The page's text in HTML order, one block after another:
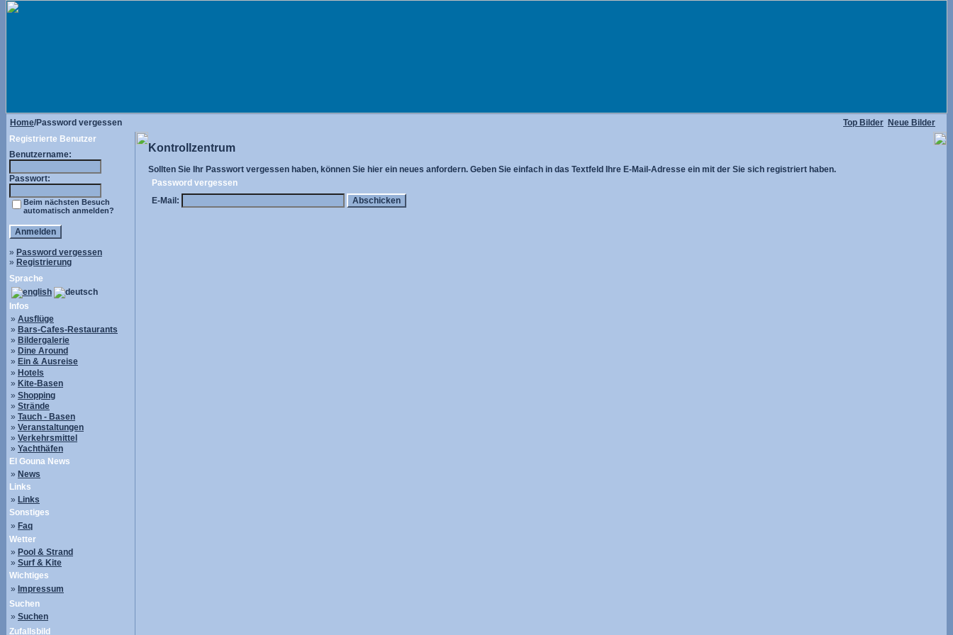
Home/Password vergessen Top Bilder Neue Bilder
Registrierte Benutzer
Benutzername:
Passwort:
Beim nächsten Besuch
automatisch anmelden?
» Password vergessen
» Registrierung
Sprache
Infos
» Ausflüge
» Bars-Cafes-Restaurants
» Bildergalerie
» Dine Around
» Ein & Ausreise
» Hotels
» Kite-Basen
» Shopping
» Strände
» Tauch - Basen
» Veranstaltungen
» Verkehrsmittel
» Yachthäfen
El Gouna News
» News
Links
» Links
Sonstiges
» Faq
Wetter
» Pool & Strand
» Surf & Kite
Wichtiges
» Impressum
Suchen
» Suchen
Zufallsbild
Kontrollzentrum
Sollten Sie Ihr Passwort vergessen haben, können Sie hier ein neues anfordern. Geben Sie einfach in das Textfeld Ihre E-Mail-Adresse ein mit der Sie sich registriert haben.
Password vergessen
E-Mail: